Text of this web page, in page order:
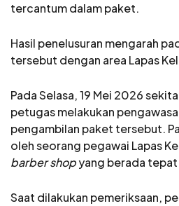
tercantum dalam paket.
Hasil penelusuran mengarah
tersebut dengan area Lapas
Pada Selasa, 19 Mei 2026
petugas melakukan
pengambilan paket tersebut.
oleh seorang pegawai Lapas
barber shopyang berada
Saat dilakukan pemeriksaan,